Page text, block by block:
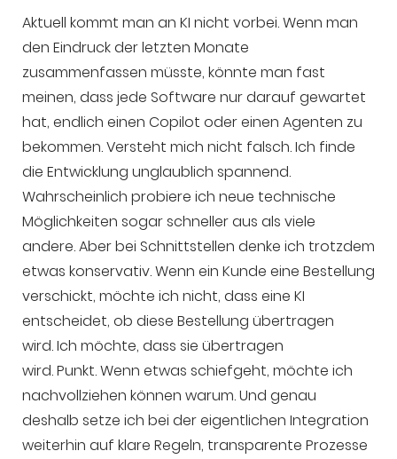
Aktuell kommt man an KI nicht vorbei. Wenn man
den Eindruck der letzten Monate
zusammenfassen müsste, könnte man fast
meinen, dass jede Software nur darauf gewartet
hat, endlich einen Copilot oder einen Agenten zu
bekommen. Versteht mich nicht falsch. Ich finde
die Entwicklung unglaublich spannend.
Wahrscheinlich probiere ich neue technische
Möglichkeiten sogar schneller aus als viele
andere. Aber bei Schnittstellen denke ich trotzdem
etwas konservativ. Wenn ein Kunde eine Bestellung
verschickt, möchte ich nicht, dass eine KI
entscheidet, ob diese Bestellung übertragen
wird. Ich möchte, dass sie übertragen
wird. Punkt. Wenn etwas schiefgeht, möchte ich
nachvollziehen können warum. Und genau
deshalb setze ich bei der eigentlichen Integration
weiterhin auf klare Regeln, transparente Prozesse